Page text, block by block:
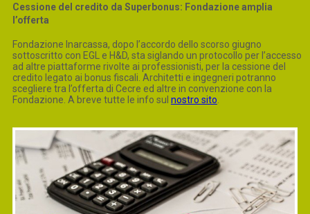
Cessione del credito da Superbonus: Fondazione amplia
l’offerta
Fondazione Inarcassa, dopo l’accordo dello scorso giugno
sottoscritto con EGL e H&D, sta siglando un protocollo per l’accesso
ad altre piattaforme rivolte ai professionisti, per la cessione del
credito legato ai bonus fiscali. Architetti e ingegneri potranno
scegliere tra l’offerta di Cecre ed altre in convenzione con la
Fondazione. A breve tutte le info sul nostro sito